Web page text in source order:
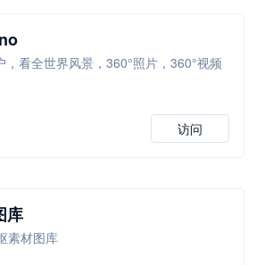
，看全世界风景，360°照片，360°视频
访问
库
素材图库